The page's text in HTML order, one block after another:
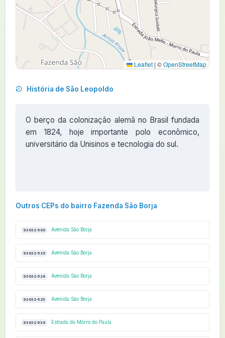
Leaflet | ©OpenStreetMap
História de São Leopoldo
O berço da colonização alemã no Brasil fundada
em 1824, hoje importante polo econômico,
universitário da Unisinos e tecnologia do sul.
Outros CEPs do bairro Fazenda São Borja
93032-500 Avenida São Borja
93032-520 Avenida São Borja
93032-524 Avenida São Borja
93032-525 Avenida São Borja
93032-530 Estrada do Morro do Paula